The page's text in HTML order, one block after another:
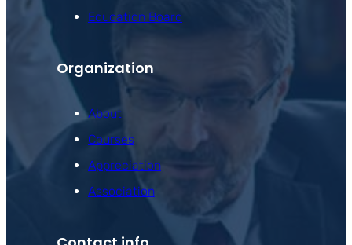
Education Board
Organization
About
Courses
Appreciation
Association